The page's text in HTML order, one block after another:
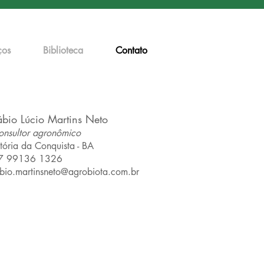
Biblioteca Contato
Lúcio Martins Neto
agronômico
da Conquista - BA
99136 1326